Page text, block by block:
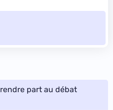
part au débat